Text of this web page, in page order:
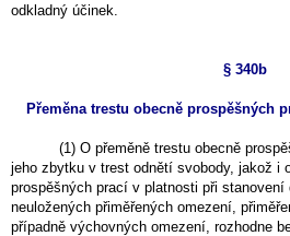
odkladný účinek.
§ 340b
Přeměna trestu obecně prospěšných
(1) O přeměně trestu obecně
jeho zbytku v trest odnětí svobody, jakož i
prospěšných prací v platnosti při stanovení
neuložených přiměřených omezení,
případně výchovných omezení, rozhodne